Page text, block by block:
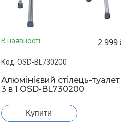
В наявності 2 999
OSD-BL730200
Алюмінієвий стілець-туалет
3 в 1 OSD-BL730200
Купити